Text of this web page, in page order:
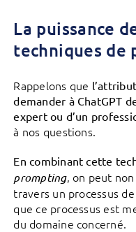
La puissance
techniques de
Rappelons que
demander à ChatGPT
expert ou d’un
à nos questions.
En combinant cette
prompting, on peut
travers un processus
que ce processus est
du domaine concerné.